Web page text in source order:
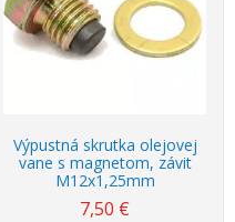
Výpustná skrutka olejovej
vane s magnetom, závit
M12x1,25mm
7,50 €